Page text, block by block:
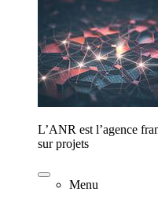
L’ANR est l’agence
sur projets
Menu